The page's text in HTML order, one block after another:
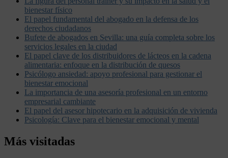
bienestar físico
El papel fundamental del abogado en la defensa de los
derechos ciudadanos
Bufete de abogados en Sevilla: una guía completa sobre los
servicios legales en la ciudad
El papel clave de los distribuidores de lácteos en la cadena
alimentaria: enfoque en la distribución de quesos
Psicólogo ansiedad: apoyo profesional para gestionar el
bienestar emocional
La importancia de una asesoría profesional en un entorno
empresarial cambiante
El papel del asesor hipotecario en la adquisición de vivienda
Psicología: Clave para el bienestar emocional y mental
Más visitadas